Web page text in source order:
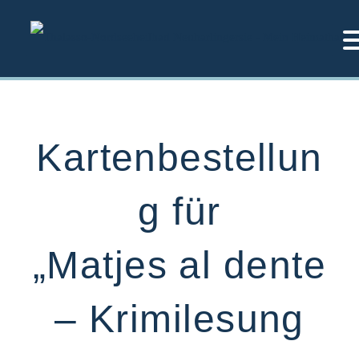
Kartenbestellun
g für
„Matjes al dente
– Krimilesung